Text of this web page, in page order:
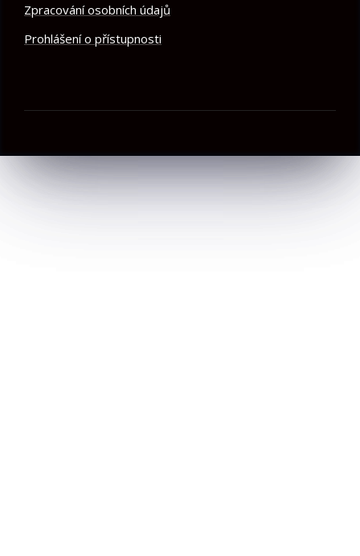
Zpracování osobních údajů
Prohlášení o přístupnosti